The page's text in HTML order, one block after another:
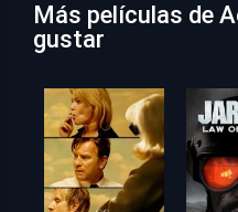
Más películas de
gustar